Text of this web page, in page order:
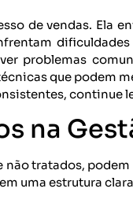
de vendas. Ela
problemas
que podem
continue
na
tratados,
uma estrutura